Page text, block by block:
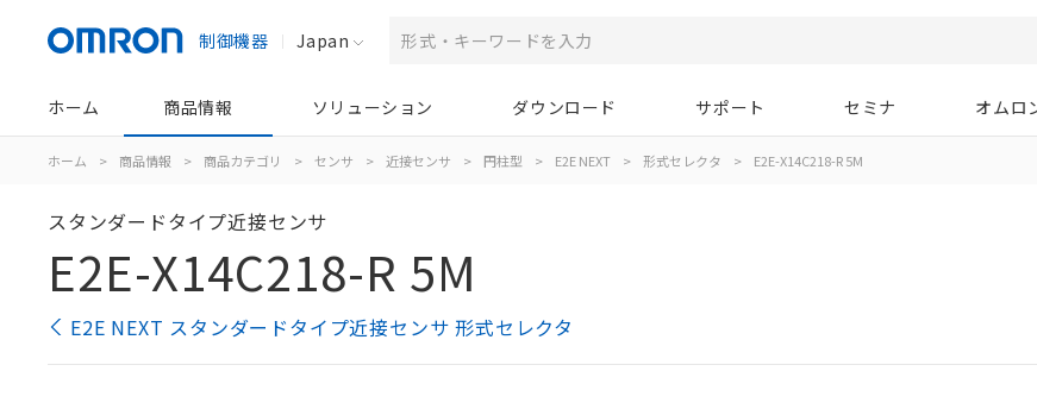
制御機器 Japan
ホーム 商品情報 ソリューション ダウンロード サポート セミナ オムロ
ホーム > 商品情報 > 商品カテゴリ > センサ > 近接センサ > 円柱型 > E2E NEXT > 形式セレクタ > E2E-X14C218-R 5M
スタンダードタイプ近接センサ
E2E-X14C218-R 5M
E2E NEXT スタンダードタイプ近接センサ 形式セレクタ